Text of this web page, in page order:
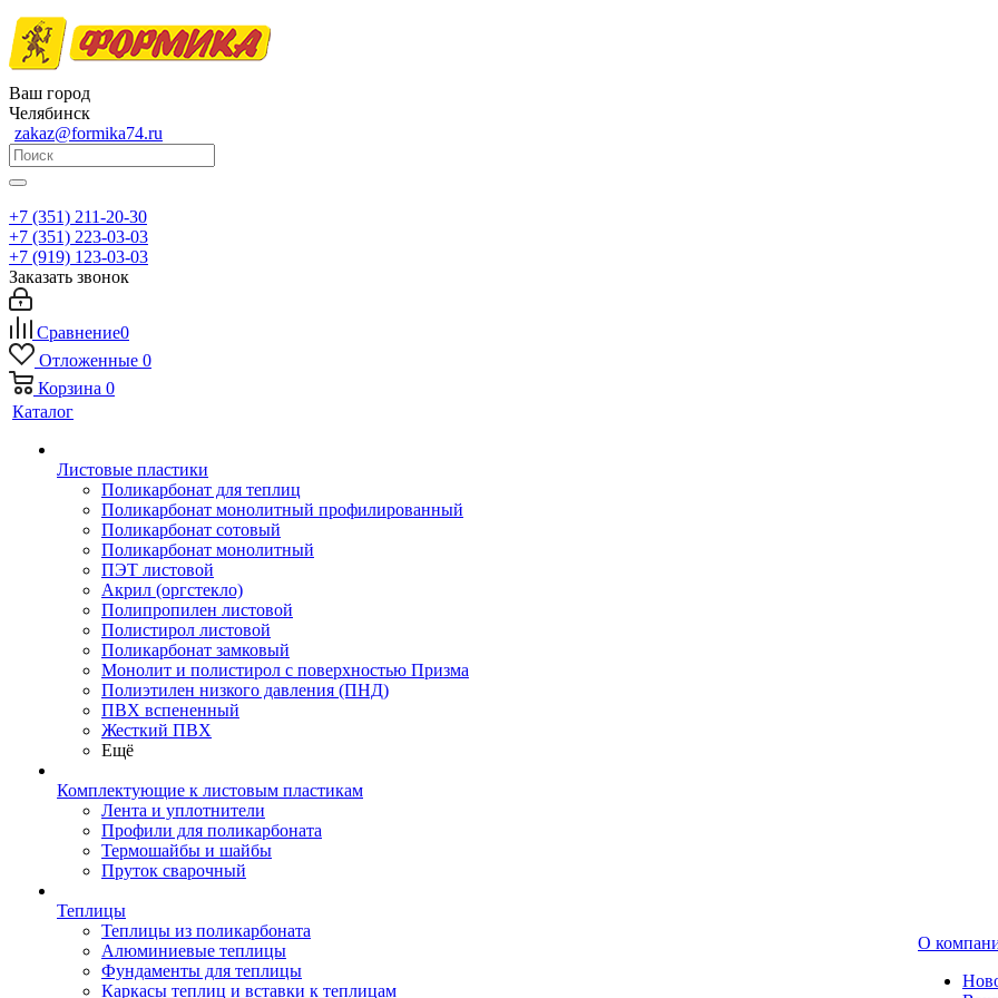
Ваш город
Челябинск
zakaz@formika74.ru
+7 (351) 211-20-30
+7 (351) 223-03-03
+7 (919) 123-03-03
Заказать звонок
Сравнение0
Отложенные 0
Корзина 0
Каталог
Листовые пластики
Поликарбонат для теплиц
Поликарбонат монолитный профилированный
Поликарбонат сотовый
Поликарбонат монолитный
ПЭТ листовой
Акрил (оргстекло)
Полипропилен листовой
Полистирол листовой
Поликарбонат замковый
Монолит и полистирол с поверхностью Призма
Полиэтилен низкого давления (ПНД)
ПВХ вспененный
Жесткий ПВХ
Ещё
Комплектующие к листовым пластикам
Лента и уплотнители
Профили для поликарбоната
Термошайбы и шайбы
Пруток сварочный
Теплицы
Теплицы из поликарбоната
Алюминиевые теплицы
Фундаменты для теплицы
Каркасы теплиц и вставки к теплицам
О